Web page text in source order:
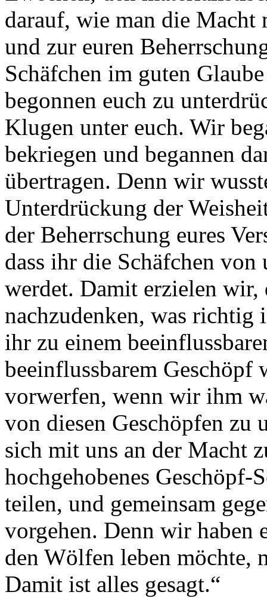
darauf, wie man die Macht
und zur euren
Schäfchen im guten
begonnen euch zu
Klugen unter euch. Wir
bekriegen und begannen
übertragen. Denn wir
Unterdrückung der
der Beherrschung eures
dass ihr die Schäfchen von
werdet. Damit erzielen
nachzudenken, was richtig
ihr zu einem
beeinflussbarem Geschöpf
vorwerfen, wenn wir ihm
von diesen Geschöpfen zu
sich mit uns an der Macht
hochgehobenes
teilen, und gemeinsam
vorgehen. Denn wir
den Wölfen leben möchte,
Damit ist alles gesagt.“